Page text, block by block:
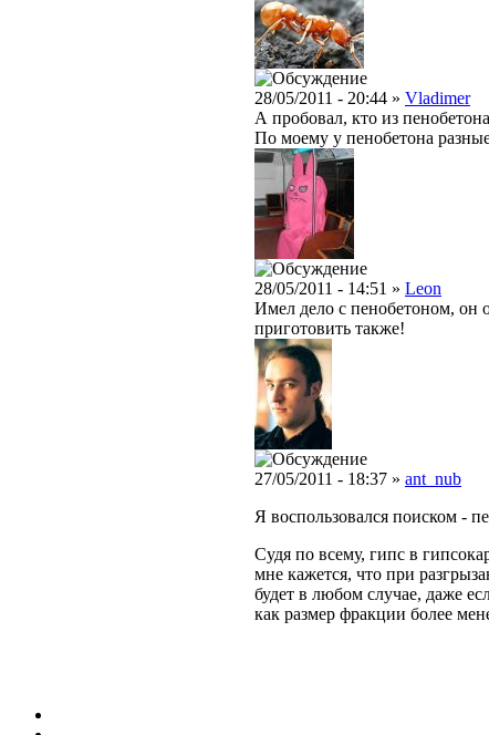
28/05/2011 - 20:44 » Vladimer
А пробовал, кто из
По моему у пенобетона
28/05/2011 - 14:51 » Leon
Имел дело с пенобетоном, он
приготовить также!
27/05/2011 - 18:37 » ant_nub
Я воспользовался поиском -
Судя по всему, гипс в
мне кажется, что при
будет в любом случае, даже
как размер фракции более